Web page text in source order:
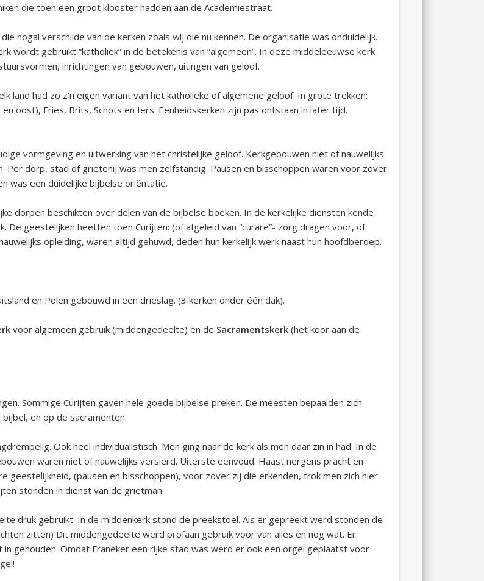
die toen een groot klooster hadden aan de Academiestraat.
nogal verschilde van de kerken zoals wij die nu kennen. De organisatie was onduidelijk.
wordt gebruikt “katholiek” in de betekenis van “algemeen”. In deze middeleeuwse kerk
inrichtingen van gebouwen, uitingen van geloof.
land had zo z’n eigen variant van het katholieke of algemene geloof. In grote trekken:
oost), Fries, Brits, Schots en Iers. Eenheidskerken zijn pas ontstaan in later tijd.
vormgeving en uitwerking van het christelijke geloof. Kerkgebouwen niet of nauwelijks
Per dorp, stad of grietenij was men zelfstandig. Pausen en bisschoppen waren voor zover
was een duidelijke bijbelse oriëntatie.
dorpen beschikten over delen van de bijbelse boeken. In de kerkelijke diensten kende
De geestelijken heetten toen Curijten: (of afgeleid van “curare”- zorg dragen voor, of
opleiding, waren altijd gehuwd, deden hun kerkelijk werk naast hun hoofdberoep.
en Polen gebouwd in een drieslag. (3 kerken onder één dak).
voor algemeen gebruik (middengedeelte) en de Sacramentskerk(het koor aan de
Sommige Curijten gaven hele goede bijbelse preken. De meesten bepaalden zich
en op de sacramenten.
Ook heel individualistisch. Men ging naar de kerk als men daar zin in had. In de
waren niet of nauwelijks versierd. Uiterste eenvoud. Haast nergens pracht en
geestelijkheid, (pausen en bisschoppen), voor zover zij die erkenden, trok men zich hier
stonden in dienst van de grietman
druk gebruikt. In de middenkerk stond de preekstoel. Als er gepreekt werd stonden de
zitten) Dit middengedeelte werd profaan gebruik voor van alles en nog wat. Er
gehouden. Omdat Franeker een rijke stad was werd er ook een orgel geplaatst voor